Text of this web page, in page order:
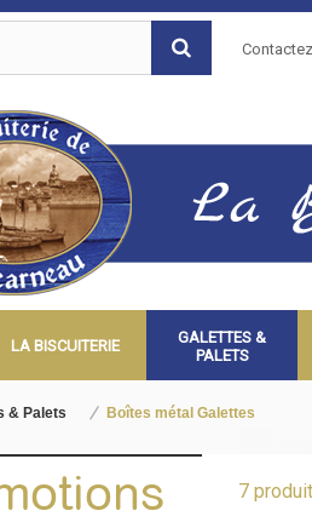
LA BISCUITERIE
GALETTES &
PALETS
& Palets Boîtes métal Galettes
7